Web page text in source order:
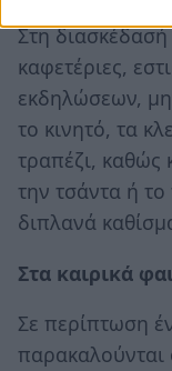
Στη
καφετέριες,
εκδηλώσεων,
το κινητό, τα
τραπέζι, καθώς
την τσάντα ή
διπλανά
Στα καιρικά
Σε περίπτωση
παρακαλούνται